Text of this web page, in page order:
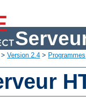
> Version 2.4 > Programmes